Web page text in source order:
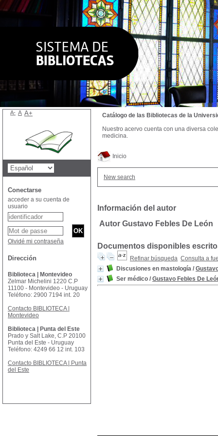
Inicio
New search
Información del autor
Autor Gustavo Febles De León
Documentos disponibles
Refinar búsqueda Consulta a
Discusiones en mastología /
Ser médico / Gustavo Febles De
Catálogo de las Bibliotecas de la
Nuestro acervo cuenta con una diversa
medicina.
A- A A+
Conectarse
acceder a su cuenta de
usuario
Olvidé mi contraseña
Dirección
Biblioteca | Montevideo
Zelmar Michelini 1220 C.P
11100 - Montevideo - Uruguay
Teléfono: 2900 7194 int. 20
Contacto BIBLIOTECA |
Montevideo
Biblioteca | Punta del Este
Prado y Salt Lake, C.P 20100
Punta del Este - Uruguay
Teléfono: 4249 66 12 int. 103
Contacto BIBLIOTECA | Punta
del Este